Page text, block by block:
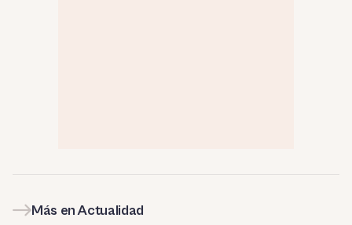
Más en Actualidad